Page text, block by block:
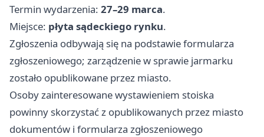
Termin wydarzenia: 27–29 marca.
Miejsce: płyta sądeckiego rynku.
Zgłoszenia odbywają się na podstawie formularza
zgłoszeniowego; zarządzenie w sprawie jarmarku
zostało opublikowane przez miasto.
Osoby zainteresowane wystawieniem stoiska
powinny skorzystać z opublikowanych przez miasto
dokumentów i formularza zgłoszeniowego